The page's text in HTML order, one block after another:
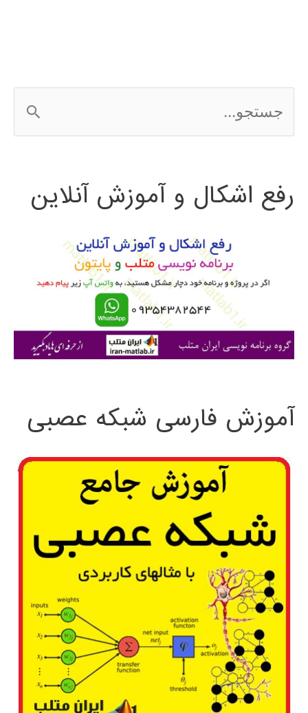
در
متلب
س
ج
ی
رفع اشکال و آموزش آنلاین
آموزش فارسی شبکه عصبی